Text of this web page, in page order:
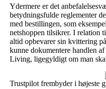
Ydermere er det
betydningsfulde reglementer
med bestillingen, som
netshoppen tilsikrer. I relation
altid opbevarer sin kvittering
kunne dokumentere handlen
Living, ligegyldigt om man
Trustpilot frembyder i højeste